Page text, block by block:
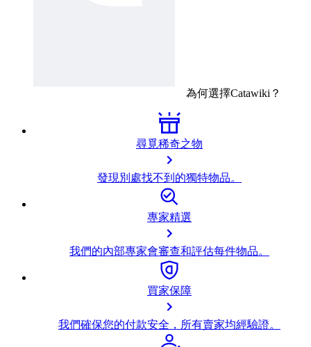
為何選擇Catawiki ？
尋覓稀奇之物
發現別處找不到的獨特物品。
專家精選
我們的內部專家會審查和評估每件物品。
買家保障
我們確保您的付款安全，所有賣家均經驗證。